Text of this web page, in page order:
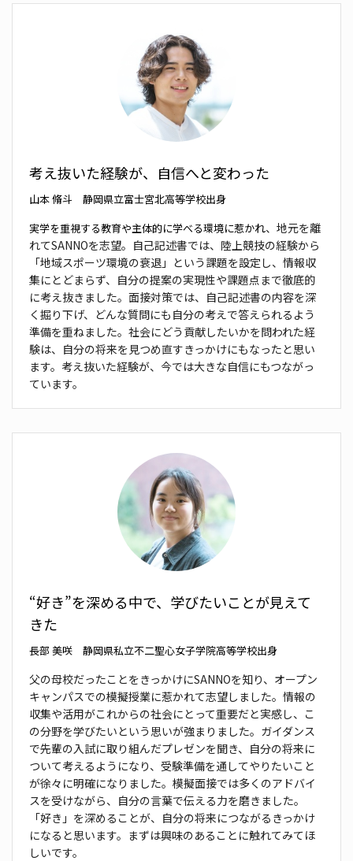
考え抜いた経験が、自信へと変わった
山本 脩斗 静岡県立富士宮北高等学校出身
実学を重視する教育や主体的に学べる環境に惹かれ、地元を離
れてSANNOを志望。自己記述書では、 陸上競技の経験から
「地域スポーツ環境の衰退」 という課題を設定し、情報収
集にとどまらず、自分の提案の実現性や課題点まで徹底的
に考え抜きました。面接対策では、自己記述書の内容を深
く掘り下げ、どんな質問にも自分の考えで答えられるよう
準備を重ねました。社会にどう貢献したいかを問われた経
験は、自分の将来を見つめ直すきっかけにもなったと思い
ます。考え抜いた経験が、今では大きな自信にもつながっ
ています。
“好き”を深める中で、学びたいことが見えて
きた
長部 美咲 静岡県私立不二聖心女子学院高等学校出身
父の母校だったことをきっかけにSANNOを知り、 オープン
キャンパスでの模擬授業に惹かれて志望しま した。情報の
収集や活用がこれからの社会にとって重要だと実感し、こ
の分野を学びたいという思いが強まりました。ガイダンス
で先輩の入試に取り組んだプレゼンを聞き、自分の将来に
ついて考えるようにな り、受験準備を通してやりたいこと
が徐々に明確になり ました。模擬面接では多くのアドバイ
スを受けながら、 自分の言葉で伝える力を磨きました。
「好き」を深める ことが、自分の将来につながるきっかけ
になると思います。まずは興味のあることに触れてみてほ
しいです。